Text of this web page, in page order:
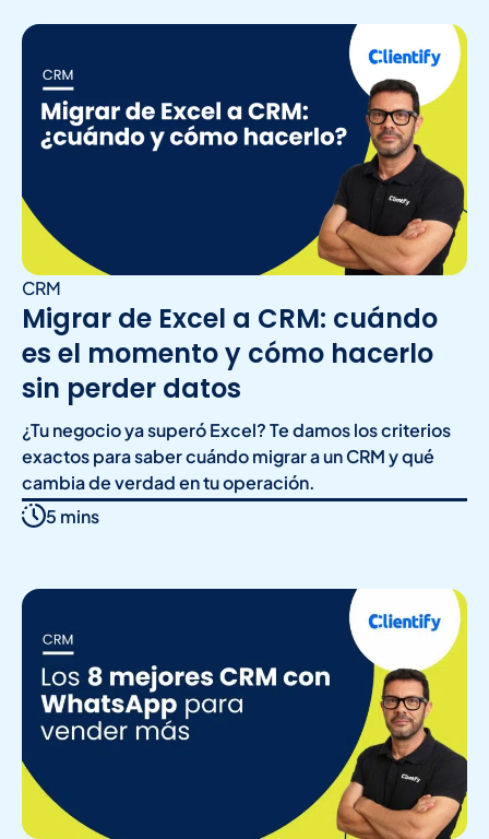
CRM
Migrar de Excel a CRM: cuándo
es el momento y cómo hacerlo
sin perder datos
¿Tu negocio ya superó Excel? Te damos los criterios
exactos para saber cuándo migrar a un CRM y qué
cambia de verdad en tu operación.
5 mins